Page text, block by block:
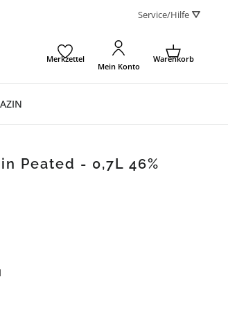
Service/Hilfe ⛛
Merkzettel
Mein Konto
Warenkorb
Peated - 0,7L 46%